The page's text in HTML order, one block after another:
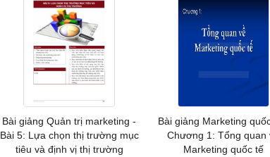
Bài giảng Quản trị marketing -
Bài 5: Lựa chọn thị trường mục
tiêu và định vị thị trường
Bài giảng Marketing
Chương 1: Tổng quan
Marketing quốc tế